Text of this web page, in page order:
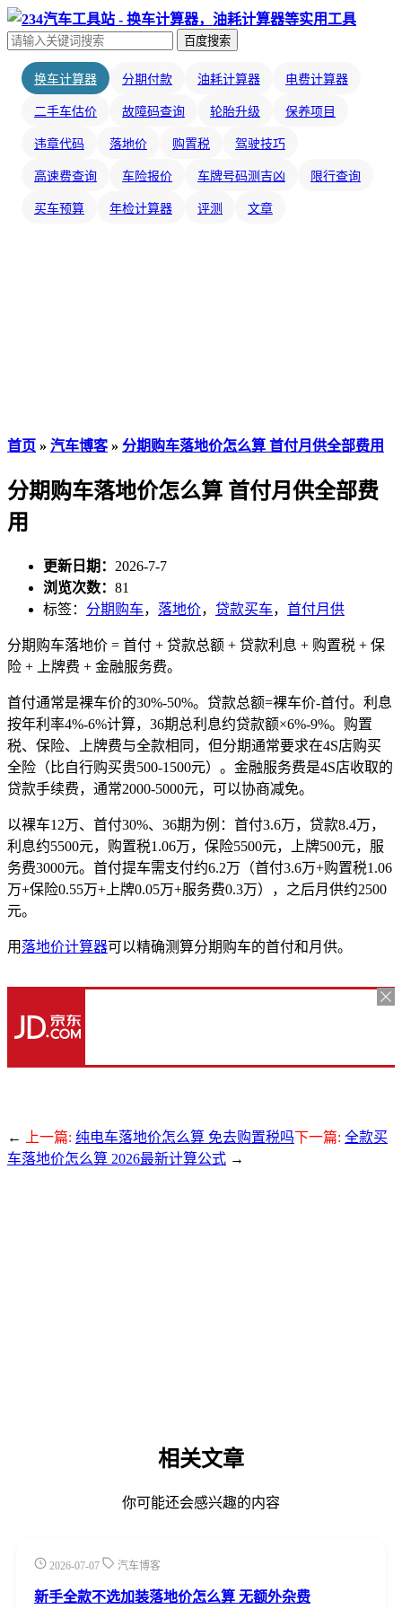
百度搜索
换车计算器 分期付款 油耗计算器 电费计算器
二手车估价 故障码查询 轮胎升级 保养项目
违章代码 落地价 购置税 驾驶技巧
高速费查询 车险报价 车牌号码测吉凶 限行查询
买车预算 年检计算器 评测 文章
首页 » 汽车博客» 分期购车落地价怎么算 首付月供全部费用
分期购车落地价怎么算 首付月供全部费
用
更新日期： 2026-7-7
浏览次数： 81
标签： 分期购车， 落地价， 贷款买车， 首付月供
分期购车落地价 = 首付 + 贷款总额 + 贷款利息 + 购置税 + 保
险 + 上牌费 + 金融服务费。
首付通常是裸车价的30%-50%。贷款总额=裸车价-首付。利息
按年利率4%-6%计算，36期总利息约贷款额×6%-9%。购置
税、保险、上牌费与全款相同，但分期通常要求在4S店购买
全险（比自行购买贵500-1500元）。金融服务费是4S店收取的
贷款手续费，通常2000-5000元，可以协商减免。
以裸车12万、首付30%、36期为例：首付3.6万，贷款8.4万，
利息约5500元，购置税1.06万，保险5500元，上牌500元，服
务费3000元。首付提车需支付约6.2万（首付3.6万+购置税1.06
万+保险0.55万+上牌0.05万+服务费0.3万），之后月供约2500
元。
用 落地价计算器可以精确测算分期购车的首付和月供。
← 上一篇: 纯电车落地价怎么算 免去购置税吗下一篇: 全款买
车落地价怎么算 2026最新计算公式 →
相关文章
你可能还会感兴趣的内容
2026-07-07 汽车博客
新手全款不选加装落地价怎么算 无额外杂费